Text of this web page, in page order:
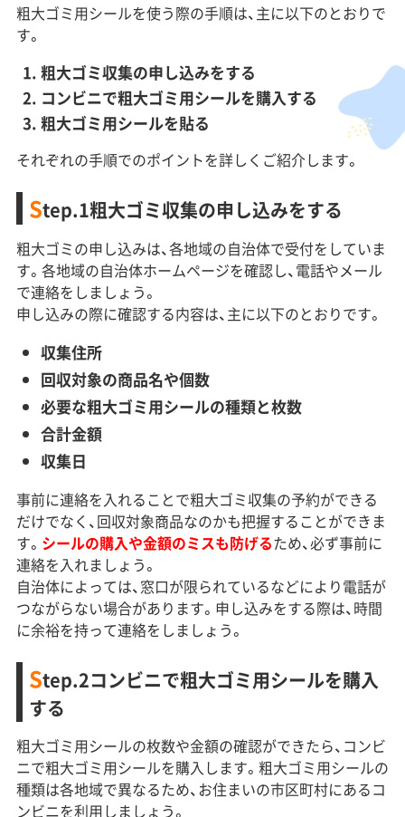
粗大ゴミ用シールを使う際の手順は、主に以下のとおりで
す。
粗大ゴミ収集の申し込みをする
コンビニで粗大ゴミ用シールを購入する
粗大ゴミ用シールを貼る
それぞれの手順でのポイントを詳しくご紹介します。
Step.1粗大ゴミ収集の申し込みをする
粗大ゴミの申し込みは、各地域の自治体で受付をしていま
す。各地域の自治体ホームページを確認し、電話やメール
で連絡をしましょう。
申し込みの際に確認する内容は、主に以下のとおりです。
収集住所
回収対象の商品名や個数
必要な粗大ゴミ用シールの種類と枚数
合計金額
収集日
事前に連絡を入れることで粗大ゴミ収集の予約ができる
だけでなく、回収対象商品なのかも把握することができま
す。 シールの購入や金額のミスも防げるため、必ず事前に
連絡を入れましょう。
自治体によっては、窓口が限られているなどにより電話が
つながらない場合があります。申し込みをする際は、時間
に余裕を持って連絡をしましょう。
Step.2コンビニで粗大ゴミ用シールを購入
する
粗大ゴミ用シールの枚数や金額の確認ができたら、コンビ
ニで粗大ゴミ用シールを購入します。粗大ゴミ用シールの
種類は各地域で異なるため、お住まいの市区町村にあるコ
ンビニを利用しましょう。